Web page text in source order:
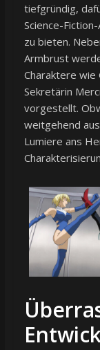
tiefgründig,
Science-
zu bieten.
Armbrust
Charaktere wie
Sekretärin
vorgestellt.
weitgehend
Lumiere ans